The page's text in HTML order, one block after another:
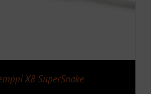
X8 SuperSnake